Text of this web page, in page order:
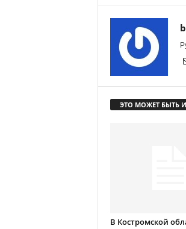
ЭТО МОЖЕТ БЫТЬ
В Костромской